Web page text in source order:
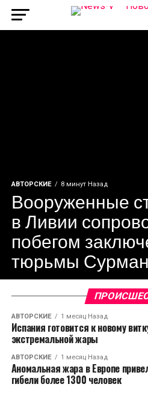
АВТОРСКИЕ 8 минут Назад
Вооруженные
в Ливии
побегом
тюрьмы
АВТОРСКИЕ 1 месяц Назад
Испания готовится к новому
экстремальной жары
АВТОРСКИЕ 1 месяц Назад
Аномальная жара в Европе
гибели более 1300 человек